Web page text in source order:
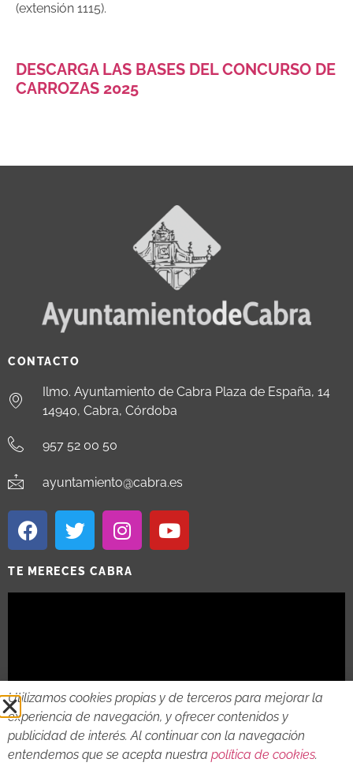
(extensión 1115).
DESCARGA LAS BASES DEL CONCURSO DE
CARROZAS 2025
CONTACTO
Ilmo. Ayuntamiento de Cabra Plaza de España, 14
14940, Cabra, Córdoba
957 52 00 50
ayuntamiento@cabra.es
TE MERECES CABRA
2018 - 2026 © AYTO DE CABRA AVISO LEGAL
Utilizamos cookies propias y de terceros para mejorar la
experiencia de navegación, y ofrecer contenidos y
publicidad de interés. Al continuar con la navegación
entendemos que se acepta nuestra política de cookies.